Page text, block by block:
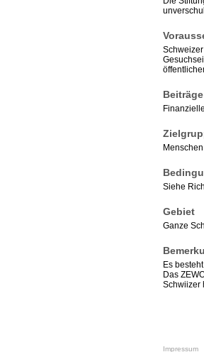
Beiträge
Siehe
Gebiet
Ganze
Es
Das
Schwiizer
Impressum